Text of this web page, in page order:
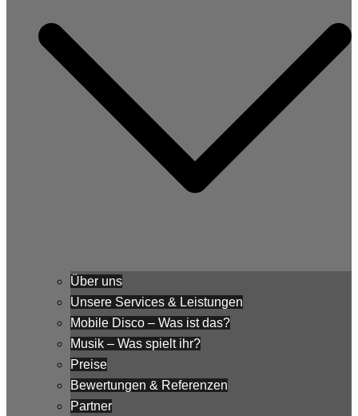
Über uns
Unsere Services & Leistungen
Mobile Disco – Was ist das?
Musik – Was spielt ihr?
Preise
Bewertungen & Referenzen
Partner